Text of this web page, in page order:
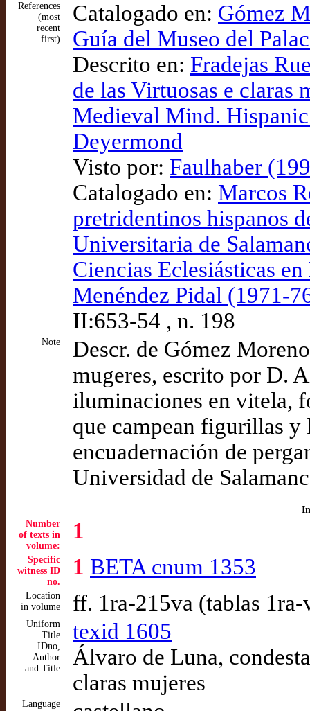
References
(most
recent
first)
Catalogado en: Gómez
Guía del Museo del
Descrito en: Fradejas
de las Virtuosas e claras
Medieval Mind.
Deyermond
Visto por: Faulhaber
Catalogado en: Marcos
pretridentinos hispanos
Universitaria de
Ciencias Eclesiásticas en
Menéndez Pidal (1971-
II:653-54 , n. 198
Note
Descr. de Gómez
mugeres, escrito por D.
iluminaciones en vitela,
que campean figurillas y
encuadernación de
Universidad de
Number
of texts in
volume:
1
Specific
witness ID
no.
1 BETA cnum 1353
Location
in volume
ff. 1ra-215va (tablas
Uniform
Title
IDno,
Author
and Title
texid 1605
Álvaro de Luna,
claras mujeres
Language